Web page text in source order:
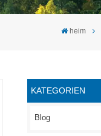
heim
KATEGORIEN
Blog